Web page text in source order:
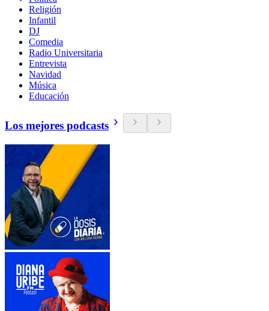
Religión
Infantil
DJ
Comedia
Radio Universitaria
Entrevista
Navidad
Música
Educación
Los mejores podcasts